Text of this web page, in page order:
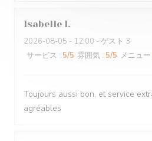
Isabelle I
2026-08-05 - 12:00 - ゲスト 3
サービス : 5/5 雰囲気 : 5/5 メニュー
Toujours aussi bon, et service
agréables